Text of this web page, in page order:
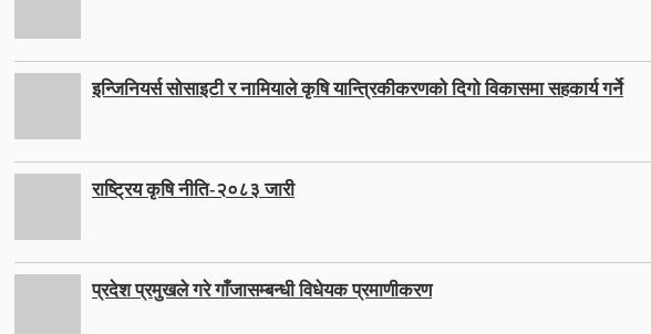
इन्जिनियर्स सोसाइटी र नामियाले कृषि यान्त्रिकीकरणको दिगो विकासमा सहकार्य गर्ने
राष्ट्रिय कृषि नीति-२०८३ जारी
प्रदेश प्रमुखले गरे गाँजासम्बन्धी विधेयक प्रमाणीकरण